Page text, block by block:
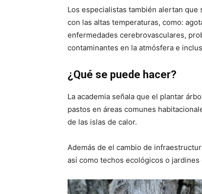
Los especialistas también alertan
con las altas temperaturas, como:
enfermedades cerebrovasculares,
contaminantes en la atmósfera e
¿Qué se puede hacer?
La academia señala que el plantar
pastos en áreas comunes
de las islas de calor.
Además de el cambio de
así como techos ecológicos o jardines